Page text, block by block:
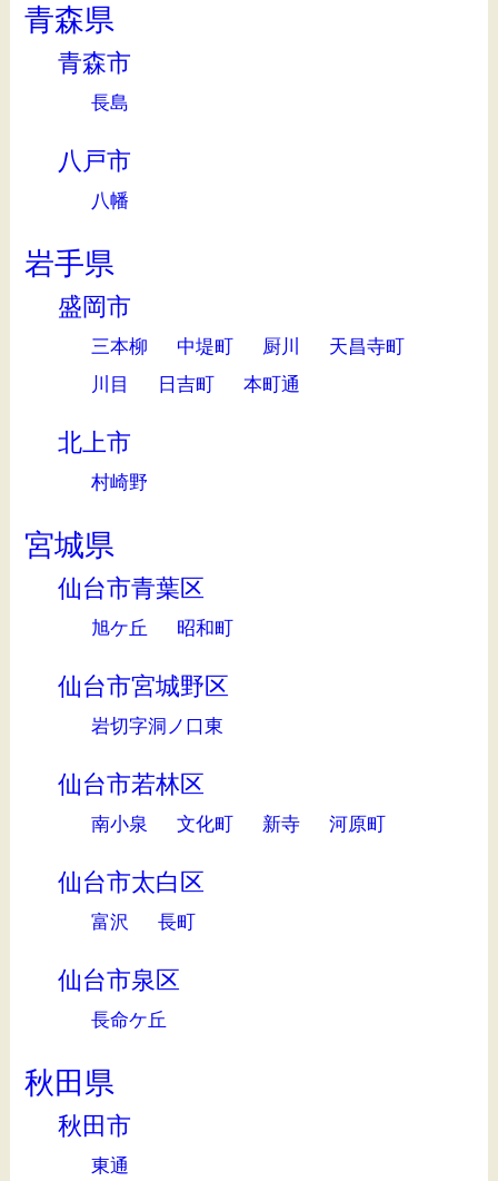
青森県
青森市
長島
八戸市
八幡
岩手県
盛岡市
三本柳 中堤町 厨川
天昌寺町
川目
日吉町 本町通
北上市
村崎野
宮城県
仙台市青葉区
旭ケ丘 昭和町
仙台市宮城野区
岩切字洞ノ口東
仙台市若林区
南小泉 文化町 新寺 河原町
仙台市太白区
富沢 長町
仙台市泉区
長命ケ丘
秋田県
秋田市
東通